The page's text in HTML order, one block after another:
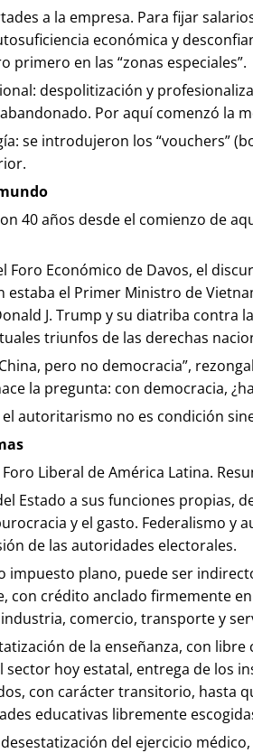
a la empresa. Para fijar
económica y
primero en las “zonas especiales”.
despolitización y
Por aquí comenzó la
se introdujeron los “vouchers”
40 años desde el comienzo de
Foro Económico de Davos, el
estaba el Primer Ministro de
J. Trump y su diatriba contra
triunfos de las derechas
pero no democracia”,
la pregunta: con democracia,
autoritarismo no es condición
Liberal de América Latina.
Estado a sus funciones propias,
y el gasto. Federalismo
de las autoridades electorales.
impuesto plano, puede ser
con crédito anclado firmemente
comercio, transporte y
de la enseñanza, con
sector hoy estatal, entrega de los
con carácter transitorio, hasta
educativas libremente
del ejercicio